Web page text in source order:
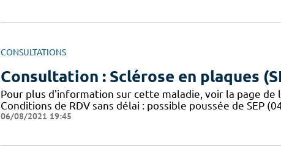
CONSULTATIONS
Consultation : Sclérose en plaques
Pour plus d'information sur cette maladie, voir la page de
Conditions de RDV sans délai : possible poussée de SEP
06/08/2021 19:45